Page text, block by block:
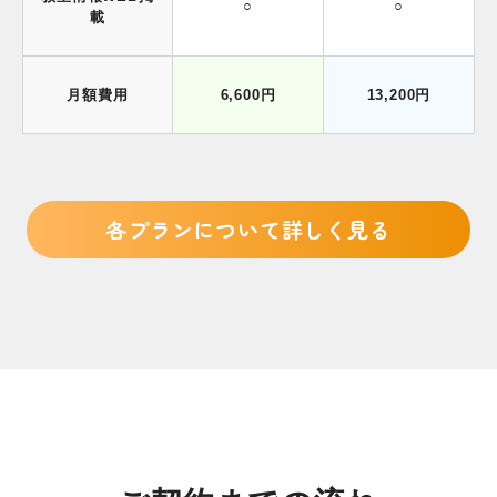
載
○ ○
月額費用 6,600円 13,200円
各プランについて詳しく見る